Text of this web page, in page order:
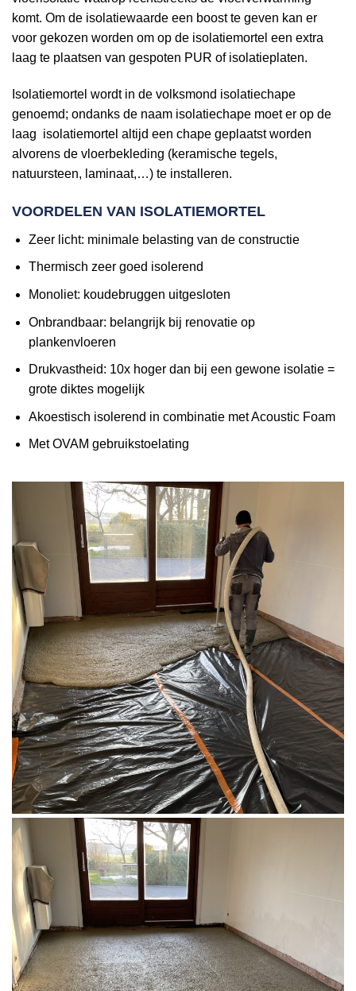
komt. Om de isolatiewaarde een boost te geven kan er
voor gekozen worden om op de isolatiemortel een extra
laag te plaatsen van gespoten PUR of isolatieplaten.
Isolatiemortel wordt in de volksmond isolatiechape
genoemd; ondanks de naam isolatiechape moet er op de
laag isolatiemortel altijd een chape geplaatst worden
alvorens de vloerbekleding (keramische tegels,
natuursteen, laminaat,…) te installeren.
VOORDELEN VAN ISOLATIEMORTEL
Zeer licht: minimale belasting van de constructie
Thermisch zeer goed isolerend
Monoliet: koudebruggen uitgesloten
Onbrandbaar: belangrijk bij renovatie op
plankenvloeren
Drukvastheid: 10x hoger dan bij een gewone isolatie =
grote diktes mogelijk
Akoestisch isolerend in combinatie met Acoustic Foam
Met OVAM gebruikstoelating